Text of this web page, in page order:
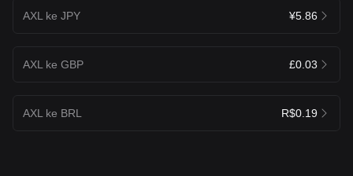
AXL ke JPY ¥5.86
AXL ke GBP £0.03
AXL ke BRL R$0.19